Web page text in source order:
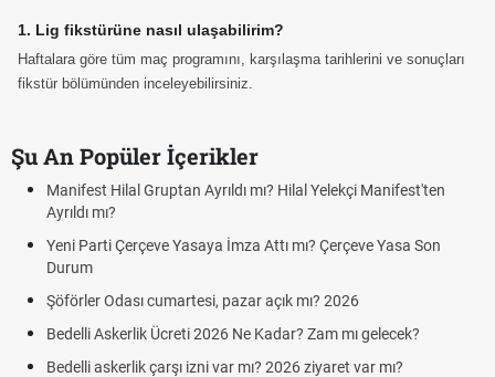
1. Lig fikstürüne nasıl ulaşabilirim?
Haftalara göre tüm maç programını, karşılaşma tarihlerini ve sonuçları
fikstür bölümünden inceleyebilirsiniz.
Şu An Popüler İçerikler
Manifest Hilal Gruptan Ayrıldı mı? Hilal Yelekçi Manifest'ten
Ayrıldı mı?
Yeni Parti Çerçeve Yasaya İmza Attı mı? Çerçeve Yasa Son
Durum
Şöförler Odası cumartesi, pazar açık mı? 2026
Bedelli Askerlik Ücreti 2026 Ne Kadar? Zam mı gelecek?
Bedelli askerlik çarşı izni var mı? 2026 ziyaret var mı?